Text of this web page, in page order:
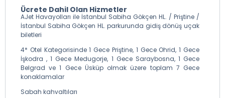
Ücrete Dahil Olan Hizmetler
AJet Havayolları ile İstanbul Sabiha Gökçen HL. / Priştine /
İstanbul Sabiha Gökçen HL. parkurunda gidiş dönüş uçak
biletleri
4* Otel Kategorisinde 1 Gece Priştine, 1 Gece Ohrid, 1 Gece
İşkodra , 1 Gece Medugorje, 1 Gece Saraybosna, 1 Gece
Belgrad ve 1 Gece Üsküp olmak üzere toplam 7 Gece
konaklamalar
Sabah kahvaltıları